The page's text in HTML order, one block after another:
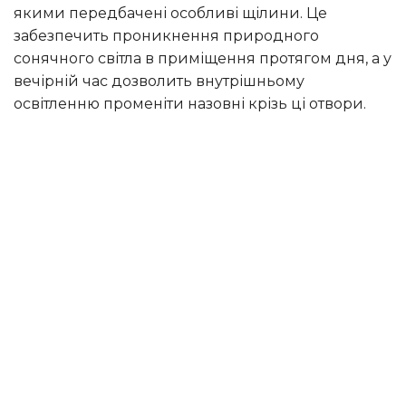
якими передбачені особливі щілини. Це
забезпечить проникнення природного
сонячного світла в приміщення протягом дня, а у
вечірній час дозволить внутрішньому
освітленню променіти назовні крізь ці отвори.